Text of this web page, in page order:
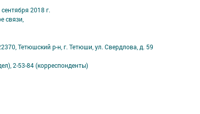
2018 г.
связи,
Тетюшский р-н, г. Тетюши, ул. Свердлова, д. 59
2-53-84 (корреспонденты)